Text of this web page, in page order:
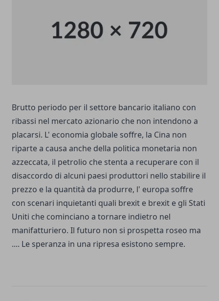
Brutto periodo per il settore bancario italiano con
ribassi nel mercato azionario che non intendono a
placarsi. L' economia globale soffre, la Cina non
riparte a causa anche della politica monetaria non
azzeccata, il petrolio che stenta a recuperare con il
disaccordo di alcuni paesi produttori nello stabilire il
prezzo e la quantità da produrre, l' europa soffre
con scenari inquietanti quali brexit e brexit e gli Stati
Uniti che cominciano a tornare indietro nel
manifatturiero. Il futuro non si prospetta roseo ma
.... Le speranza in una ripresa esistono sempre.